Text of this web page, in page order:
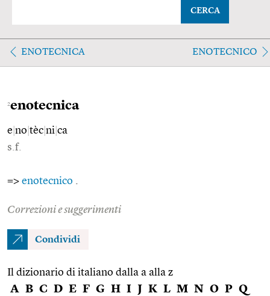
CERCA
ENOTECNICA ENOTECNICO
2enotecnica
e no tèc ni ca
s.f.
=> enotecnico
Correzioni e suggerimenti
Condividi
Il dizionario di italiano dalla a alla z
A B C D E F G H I J K L M N O P Q